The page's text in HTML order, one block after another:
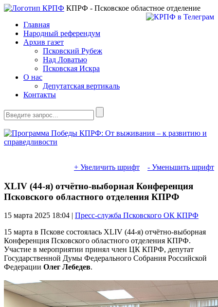
КПРФ - Псковское областное отделение
Главная
Народный референдум
Архив газет
Псковский Рубеж
Над Ловатью
Псковская Искра
О нас
Депутатская вертикаль
Контакты
+ Увеличить шрифт - Уменьшить шрифт
XLIV (44-я) отчётно-выборная Конференция
Псковского областного отделения КПРФ
15 марта 2025 18:04 | Пресс-служба Псковского ОК КПРФ
15 марта в Пскове состоялась XLIV (44-я) отчётно-выборная
Конференция Псковского областного отделения КПРФ.
Участие в мероприятии принял член ЦК КПРФ, депутат
Государственной Думы Федерального Собрания Российской
Федерации Олег Лебедев.